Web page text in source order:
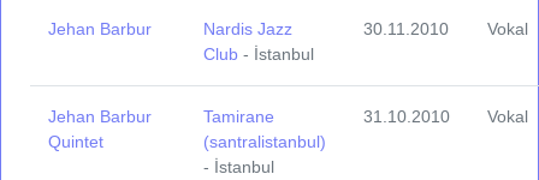
Jehan Barbur
Nardis Jazz
Club - İstanbul
30.11.2010 Vokal
Jehan Barbur
Quintet
Tamirane
(santralistanbul)
- İstanbul
31.10.2010 Vokal